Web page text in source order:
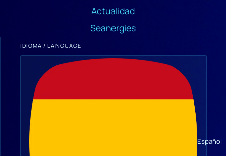
Actualidad
Seanergies
IDIOMA / LANGUAGE
Español